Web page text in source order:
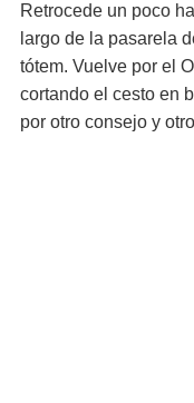
Retrocede un poco
largo de la pasarela
tótem. Vuelve por el
cortando el cesto en
por otro consejo y